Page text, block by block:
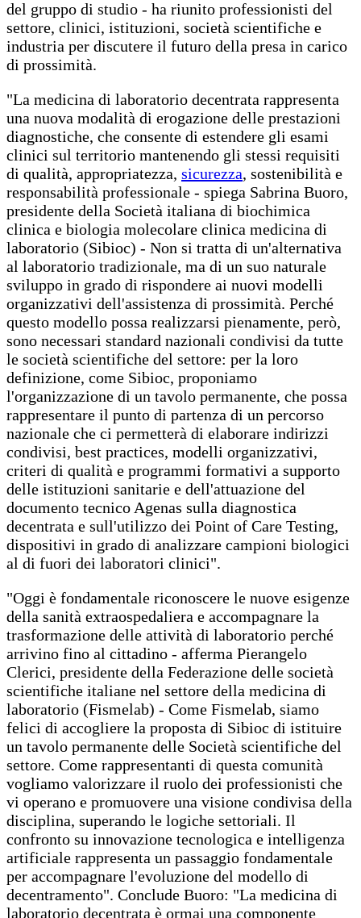
del gruppo di studio - ha riunito professionisti del
settore, clinici, istituzioni, società scientifiche e
industria per discutere il futuro della presa in carico
di prossimità.
"La medicina di laboratorio decentrata rappresenta
una nuova modalità di erogazione delle prestazioni
diagnostiche, che consente di estendere gli esami
clinici sul territorio mantenendo gli stessi requisiti
di qualità, appropriatezza, sicurezza, sostenibilità e
responsabilità professionale - spiega Sabrina Buoro,
presidente della Società italiana di biochimica
clinica e biologia molecolare clinica medicina di
laboratorio (Sibioc) - Non si tratta di un'alternativa
al laboratorio tradizionale, ma di un suo naturale
sviluppo in grado di rispondere ai nuovi modelli
organizzativi dell'assistenza di prossimità. Perché
questo modello possa realizzarsi pienamente, però,
sono necessari standard nazionali condivisi da tutte
le società scientifiche del settore: per la loro
definizione, come Sibioc, proponiamo
l'organizzazione di un tavolo permanente, che possa
rappresentare il punto di partenza di un percorso
nazionale che ci permetterà di elaborare indirizzi
condivisi, best practices, modelli organizzativi,
criteri di qualità e programmi formativi a supporto
delle istituzioni sanitarie e dell'attuazione del
documento tecnico Agenas sulla diagnostica
decentrata e sull'utilizzo dei Point of Care Testing,
dispositivi in grado di analizzare campioni biologici
al di fuori dei laboratori clinici".
"Oggi è fondamentale riconoscere le nuove esigenze
della sanità extraospedaliera e accompagnare la
trasformazione delle attività di laboratorio perché
arrivino fino al cittadino - afferma Pierangelo
Clerici, presidente della Federazione delle società
scientifiche italiane nel settore della medicina di
laboratorio (Fismelab) - Come Fismelab, siamo
felici di accogliere la proposta di Sibioc di istituire
un tavolo permanente delle Società scientifiche del
settore. Come rappresentanti di questa comunità
vogliamo valorizzare il ruolo dei professionisti che
vi operano e promuovere una visione condivisa della
disciplina, superando le logiche settoriali. Il
confronto su innovazione tecnologica e intelligenza
artificiale rappresenta un passaggio fondamentale
per accompagnare l'evoluzione del modello di
decentramento". Conclude Buoro: "La medicina di
laboratorio decentrata è ormai una componente